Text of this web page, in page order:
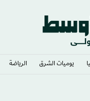
يوميات الشرق​ الرياضة